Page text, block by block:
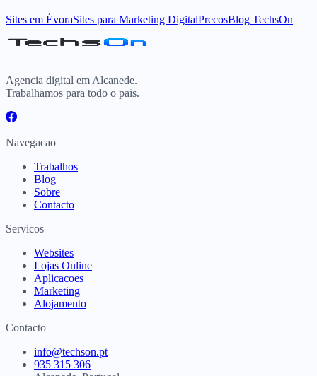
Sites em ÉvoraSites para Marketing DigitalPrecosBlog TechsOn
Agencia digital em Alcanede.
Trabalhamos para todo o pais.
Navegacao
Trabalhos
Blog
Sobre
Contacto
Servicos
Websites
Lojas Online
Aplicacoes
Marketing
Alojamento
Contacto
info@techson.pt
935 315 306